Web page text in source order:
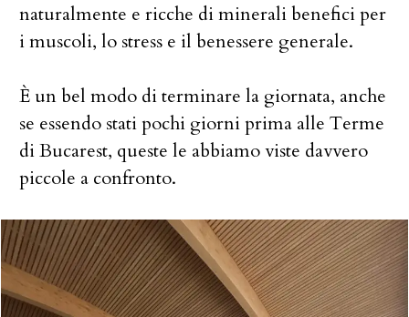
naturalmente e ricche di minerali benefici per
i muscoli, lo stress e il benessere generale.
È un bel modo di terminare la giornata, anche
se essendo stati pochi giorni prima alle Terme
di Bucarest, queste le abbiamo viste davvero
piccole a confronto.